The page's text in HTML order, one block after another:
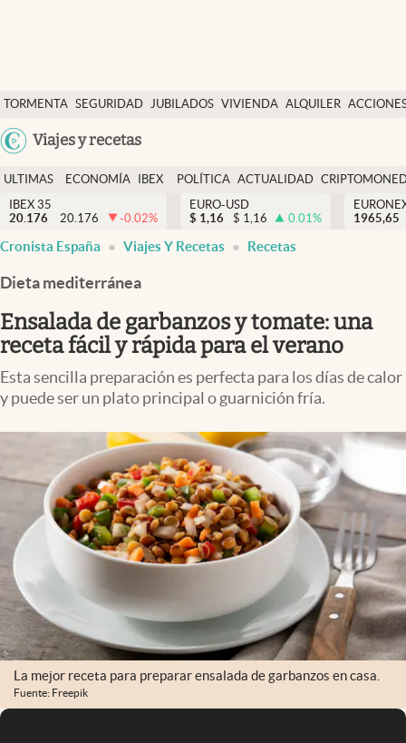
TORMENTA SEGURIDAD JUBILADOS VIVIENDA ALQUILER
USA
Viajes y recetas
Economía y finanzas
Política
Actualidad
Criptomonedas
España
ULTIMAS
NOTICIAS
ECONOMÍA
FINANZAS
IBEX
EURO
POLÍTICA ACTUALIDAD
IBEX 35
20.176
20.176 -0.02%
EURO-USD
$ 1,16 $ 1,16 0.01%
1965,65
Cronista España Viajes Y Recetas Recetas
Dieta mediterránea
Ensalada de garbanzos y tomate: una
receta fácil y rápida para el verano
Esta sencilla preparación es perfecta para los días de calor
y puede ser un plato principal o guarnición fría.
La mejor receta para preparar ensalada de garbanzos en casa.
Fuente: Freepik